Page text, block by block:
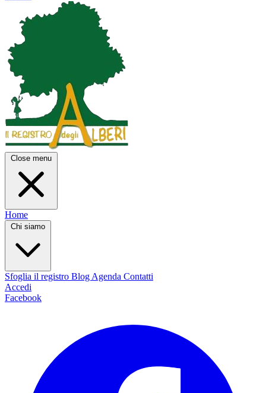
Close menu
Home
Chi siamo
Sfoglia il registro Blog Agenda Contatti
Accedi
Facebook